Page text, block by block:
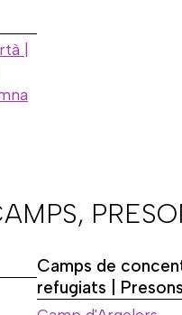
|
Camps de
refugiats | Presons